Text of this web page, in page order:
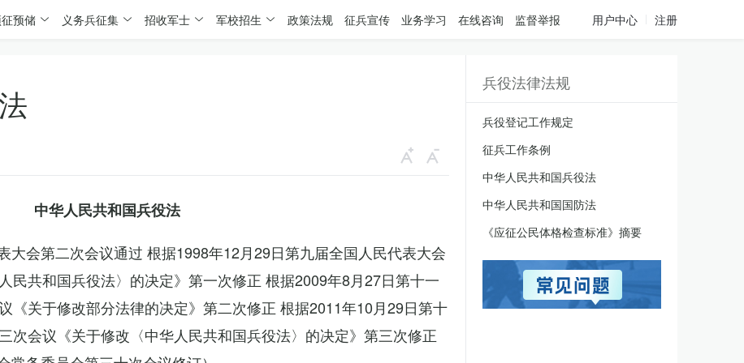
预储 义务兵征集 招收军士 军校招生 政策法规 征兵宣传 业务学习 在线咨询 监督举报 用户中心 注册
中华人民共和国兵役法
大会第二次会议通过 根据1998年12月29日第九届全国人民代表大会
民共和国兵役法〉的决定》第一次修正 根据2009年8月27日第十一
《关于修改部分法律的决定》第二次修正 根据2011年10月29日第十
次会议《关于修改〈中华人民共和国兵役法〉的决定》第三次修正
兵役法律法规
兵役登记工作规定
征兵工作条例
中华人民共和国兵役法
中华人民共和国国防法
《应征公民体格检查标准》摘要